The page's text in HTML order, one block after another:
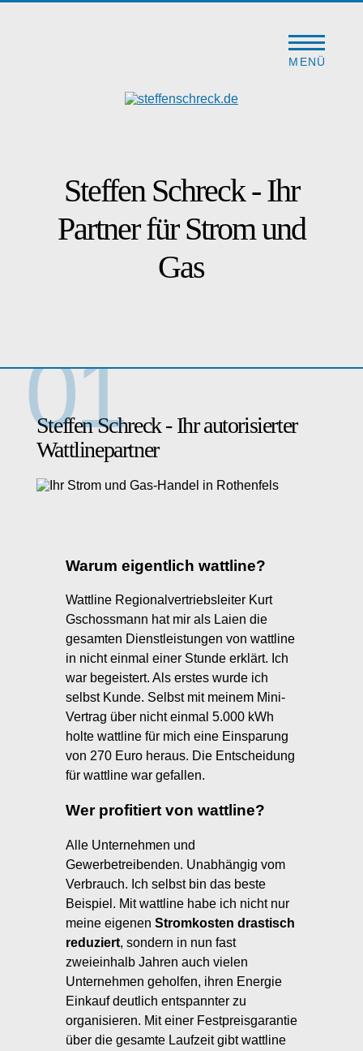
MENÜ
MENÜ
Start
Die Einkaufsgemeinschaft
Digitaler Messstellenbetrieb
Kontakt
Steffen Schreck - Ihr
Partner für Strom und
Gas
Steffen Schreck - Ihr autorisierter
Wattlinepartner
Warum eigentlich wattline?
Wattline Regionalvertriebsleiter Kurt
Gschossmann hat mir als Laien die
gesamten Dienstleistungen von wattline
in nicht einmal einer Stunde erklärt. Ich
war begeistert. Als erstes wurde ich
selbst Kunde. Selbst mit meinem Mini-
Vertrag über nicht einmal 5.000 kWh
holte wattline für mich eine Einsparung
von 270 Euro heraus. Die Entscheidung
für wattline war gefallen.
Wer profitiert von wattline?
Alle Unternehmen und
Gewerbetreibenden. Unabhängig vom
Verbrauch. Ich selbst bin das beste
Beispiel. Mit wattline habe ich nicht nur
meine eigenen Stromkosten drastisch
reduziert, sondern in nun fast
zweieinhalb Jahren auch vielen
Unternehmen geholfen, ihren Energie
Einkauf deutlich entspannter zu
organisieren. Mit einer Festpreisgarantie
über die gesamte Laufzeit gibt wattline